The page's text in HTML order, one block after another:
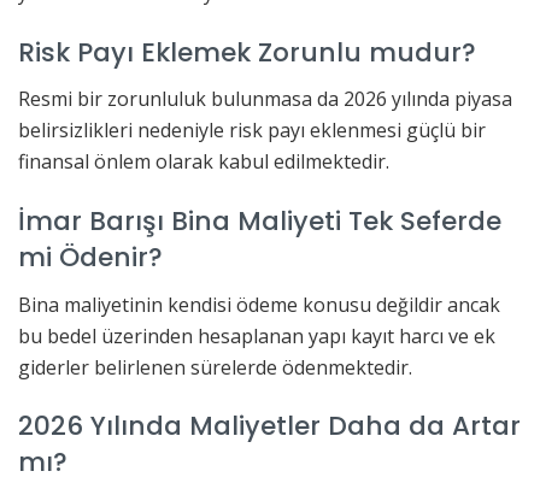
Risk Payı Eklemek Zorunlu mudur?
Resmi bir zorunluluk bulunmasa da 2026 yılında piyasa
belirsizlikleri nedeniyle risk payı eklenmesi güçlü bir
finansal önlem olarak kabul edilmektedir.
İmar Barışı Bina Maliyeti Tek Seferde
mi Ödenir?
Bina maliyetinin kendisi ödeme konusu değildir ancak
bu bedel üzerinden hesaplanan yapı kayıt harcı ve ek
giderler belirlenen sürelerde ödenmektedir.
2026 Yılında Maliyetler Daha da Artar
mı?